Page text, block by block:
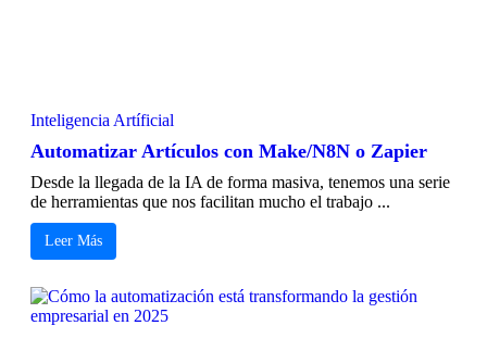
Inteligencia Artíficial
Automatizar Artículos con Make/N8N o Zapier
Desde la llegada de la IA de forma masiva, tenemos una serie
de herramientas que nos facilitan mucho el trabajo ...
Leer Más